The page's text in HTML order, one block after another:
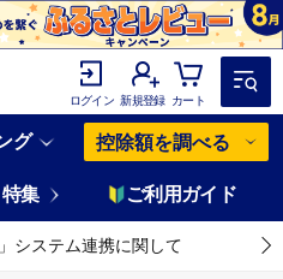
ログイン 新規登録 カート
グ 控除額を調べる
特集 ご利用ガイド
システム連携に関して